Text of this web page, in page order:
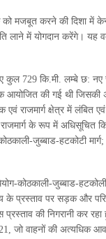
को मजबूत करने की दिशा में
लाने में योगदान करेंगे।
729 कि.मी. लम्बे छ: नए
की गई थी जिसकी
क्षेत्र में लंबित एवं
राजमार्ग के रूप में अधिसूचित
जुब्बाड-हटकोटी
कोठकाली-जुब्बाड-
के प्रस्ताव पर सड़क और
की निगरानी कर
21, जो वाहनों की अत्यधिक